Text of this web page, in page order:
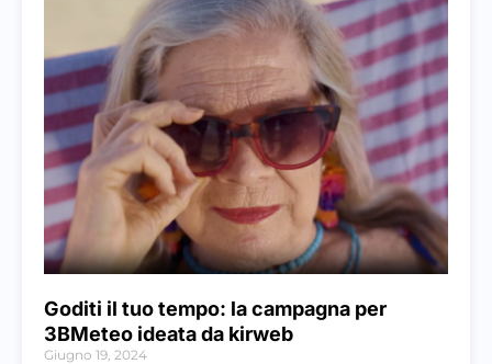
Goditi il tuo tempo: la campagna per
3BMeteo ideata da kirweb
Giugno 19, 2024